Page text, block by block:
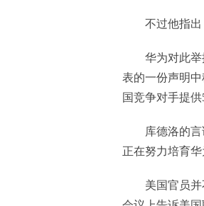
不过他指
华为对此
表的一份声明
国竞争对手提供
库德洛的
正在努力培育华
美国官员